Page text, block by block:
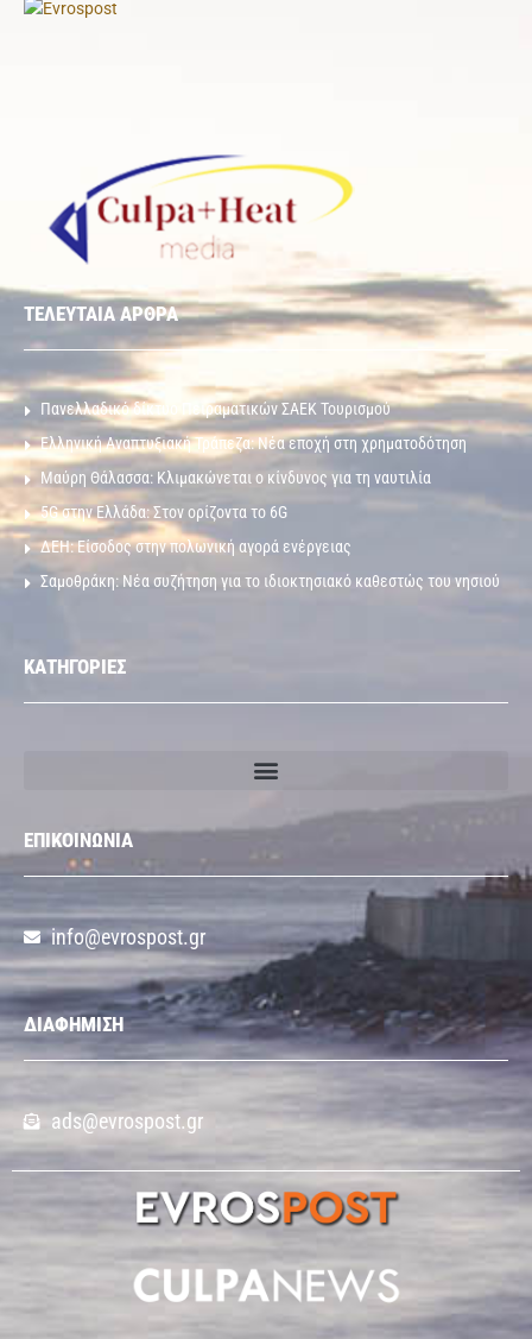
ΤΕΛΕΥΤΑΙΑ ΑΡΘΡΑ
Πανελλαδικό δίκτυο Πειραματικών ΣΑΕΚ Τουρισμού
Ελληνική Αναπτυξιακή Τράπεζα: Νέα εποχή στη χρηματοδότηση
Μαύρη Θάλασσα: Κλιμακώνεται ο κίνδυνος για τη ναυτιλία
5G στην Ελλάδα: Στον ορίζοντα το 6G
ΔΕΗ: Είσοδος στην πολωνική αγορά ενέργειας
Σαμοθράκη: Νέα συζήτηση για το ιδιοκτησιακό καθεστώς του νησιού
ΚΑΤΗΓΟΡΙΕΣ
ΕΠΙΚΟΙΝΩΝΙΑ
info@evrospost.gr
ΔΙΑΦΗΜΙΣΗ
ads@evrospost.gr